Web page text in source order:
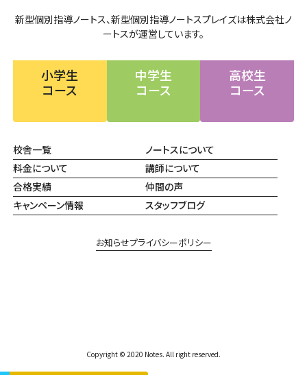
新型個別指導ノートス、新型個別指導ノートスプレイズは株式会社ノ
ートスが運営しています。
Copyright © 2020 Notes. All right reserved.
小学生
コース
中学生
コース
高校生
コース
校舎一覧
ノートスについて
料金について
講師について
合格実績
仲間の声
キャンペーン情報
スタッフブログ
お知らせプライバシーポリシー